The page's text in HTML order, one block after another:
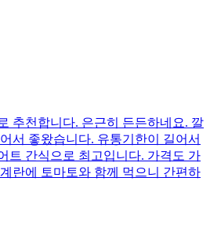
추천합니다. 은근히 든든하네요. 깔
서 좋왔습니다. 유통기한이 길어서
트 간식으로 최고입니다. 가격도 가
란에 토마토와 함께 먹으니 간편하